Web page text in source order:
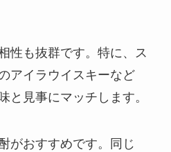
性も抜群です。特に、ス
アイラウイスキーなど
と見事にマッチします。
がおすすめです。同じ